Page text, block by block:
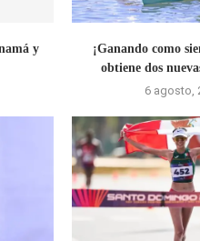
y
¡Ganando como
obtiene dos
6 agosto,